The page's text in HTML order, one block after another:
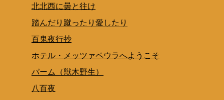
北北西に曇と往け
踏んだり蹴ったり愛したり
百鬼夜行抄
ホテル・メッツァペウラへようこそ
パーム（獣木野生）
八百夜